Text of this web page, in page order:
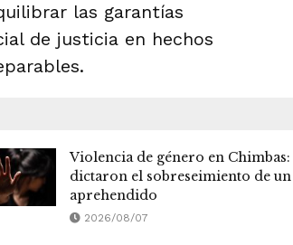
las garantías
de justicia en hechos
Violencia de género en Chimbas:
dictaron el sobreseimiento de un
aprehendido
2026/08/07